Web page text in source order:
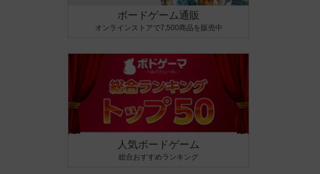
ボードゲーム通販
オンラインストアで7,500商品を販売中
人気ボードゲーム
総合おすすめランキング